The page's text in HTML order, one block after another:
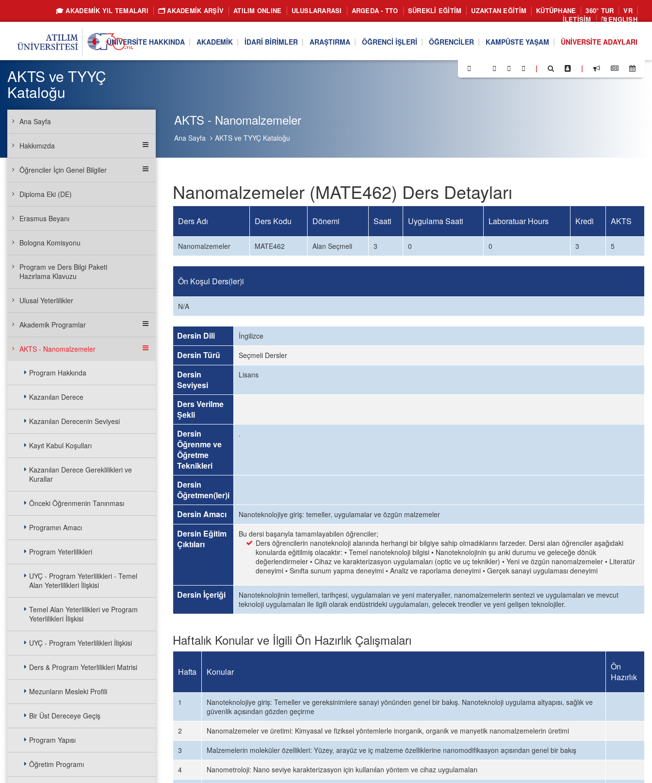
🎓 AKADEMİK YIL TEMALARI 🗂️ AKADEMIK ARŞIV ATILIM ONLINE ULUSLARARASI ARGEDA - TTO SÜREKLI EĞITIM UZAKTAN EĞITIM KÜTÜPHANE 360° TUR
VR
İLETIŞIM
ENGLISH
ÜNIVERSITE HAKKINDA AKADEMIK İDARI BIRIMLER ARAŞTIRMA ÖĞRENCI İŞLERI ÖĞRENCILER KAMPÜSTE YAŞAM ÜNIVERSITE ADAYLARI
| |
AKTS - Nanomalzemeler
Ana Sayfa AKTS ve TYYÇ Kataloğu
AKTS ve TYYÇ
Kataloğu
Ana Sayfa
Hakkımızda
Öğrenciler İçin Genel Bilgiler
Diploma Eki (DE)
Erasmus Beyanı
Bologna Komisyonu
Program ve Ders Bilgi Paketi
Hazırlama Klavuzu
Ulusal Yeterlilikler
Akademik Programlar
AKTS - Nanomalzemeler
Program Hakkında
Kazanılan Derece
Kazanılan Derecenin Seviyesi
Kayıt Kabul Koşulları
Kazanılan Derece Gereklilikleri ve
Kurallar
Önceki Öğrenmenin Tanınması
Programın Amacı
Program Yeterlilikleri
UYÇ - Program Yeterlilikleri - Temel
Alan Yeterlilikleri İlişkisi
Temel Alan Yeterlilikleri ve Program
Yeterlilikleri İlişkisi
UYÇ - Program Yeterlilikleri İlişkisi
Ders & Program Yeterlilikleri Matrisi
Mezunların Mesleki Profili
Bir Üst Dereceye Geçiş
Program Yapısı
Öğretim Programı
Nanomalzemeler (MATE462) Ders Detayları
Ders Adı Ders Kodu Dönemi Saati Uygulama Saati Laboratuar Hours Kredi AKTS
Nanomalzemeler MATE462 Alan Seçmeli 3 0 0 3 5
Ön Koşul Ders(ler)i
N/A
Dersin Dili İngilizce
Dersin Türü Seçmeli Dersler
Dersin
Seviyesi
Lisans
Ders Verilme
Şekli
Dersin
Öğrenme ve
Öğretme
Teknikleri
.
Dersin
Öğretmen(ler)i
Dersin Amacı
Nanoteknolojiye giriş: temeller, uygulamalar ve özgün malzemeler
Dersin Eğitim
Çıktıları
Bu dersi başarıyla tamamlayabilen öğrenciler;
Ders öğrencilerin nanoteknoloji alanında herhangi bir bilgiye sahip olmadıklarını farzeder. Dersi alan öğrenciler aşağıdaki
konularda eğitilmiş olacaktır: • Temel nanoteknoloji bilgisi • Nanoteknolojinin şu anki durumu ve geleceğe dönük
değerlendirmeler • Cihaz ve karakterizasyon uygulamaları (optic ve uç teknikler) • Yeni ve özgün nanomalzemeler • Literatür
deneyimi • Sınıfta sunum yapma deneyimi • Analiz ve raporlama deneyimi • Gerçek sanayi uygulaması deneyimi
Dersin İçeriği
Nanoteknolojinin temelleri, tarihçesi, uygulamaları ve yeni materyaller, nanomalzemelerin sentezi ve uygulamaları ve mevcut
teknoloji uygulamaları ile ilgili olarak endüstrideki uygulamaları, gelecek trendler ve yeni gelişen teknolojiler.
Haftalık Konular ve İlgili Ön Hazırlık Çalışmaları
Hafta Konular
Ön
Hazırlık
1
Nanoteknolojiye giriş: Temeller ve gereksinimlere sanayi yönünden genel bir bakış. Nanoteknoloji uygulama altyapısı, sağlık ve
güvenlik açısından gözden geçirme
2
Nanomalzemeler ve üretimi: Kimyasal ve fiziksel yöntemlerle inorganik, organik ve manyetik nanomalzemelerin üretimi
3
Malzemelerin moleküler özellikleri: Yüzey, arayüz ve iç malzeme özelliklerine nanomodifikasyon açısından genel bir bakış
4
Nanometroloji: Nano seviye karakterizasyon için kullanılan yöntem ve cihaz uygulamaları